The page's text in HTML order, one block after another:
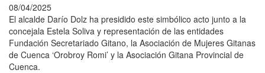
08/04/2025
El alcalde Darío Dolz ha presidido este simbólico acto junto a la
concejala Estela Soliva y representación de las entidades
Fundación Secretariado Gitano, la Asociación de Mujeres Gitanas
de Cuenca ‘Orobroy Romi’ y la Asociación Gitana Provincial de
Cuenca.